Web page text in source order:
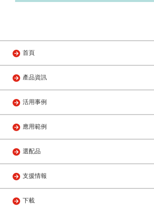
首頁
產品資訊
活用事例
應用範例
選配品
支援情報
下載